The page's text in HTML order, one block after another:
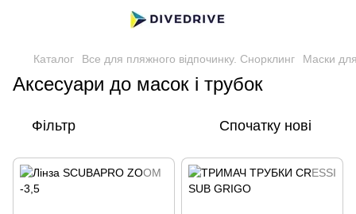
Каталог Все для пляжного відпочинку. Снорклинг Маски
Аксесуари до масок і трубок
Фільтр Спочатку нові